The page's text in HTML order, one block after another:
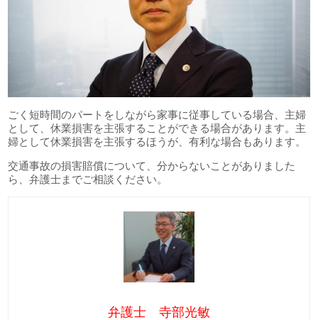
ごく短時間のパートをしながら家事に従事している場合、主婦
として、休業損害を主張することができる場合があります。主
婦として休業損害を主張するほうが、有利な場合もあります。
交通事故の損害賠償について、分からないことがありました
ら、弁護士までご相談ください。
弁護士 寺部光敏